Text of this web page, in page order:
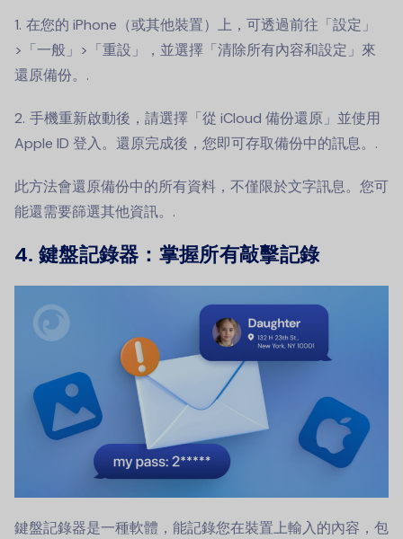
在您的 iPhone（或其他裝置）上，可透過前往「設定」
>「一般」>「重設」，並選擇「清除所有內容和設定」來
還原備份。.
手機重新啟動後，請選擇「從 iCloud 備份還原」並使用
Apple ID 登入。還原完成後，您即可存取備份中的訊息。.
此方法會還原備份中的所有資料，不僅限於文字訊息。您可
能還需要篩選其他資訊。.
4. 鍵盤記錄器：掌握所有敲擊記錄
鍵盤記錄器是一種軟體，能記錄您在裝置上輸入的內容，包